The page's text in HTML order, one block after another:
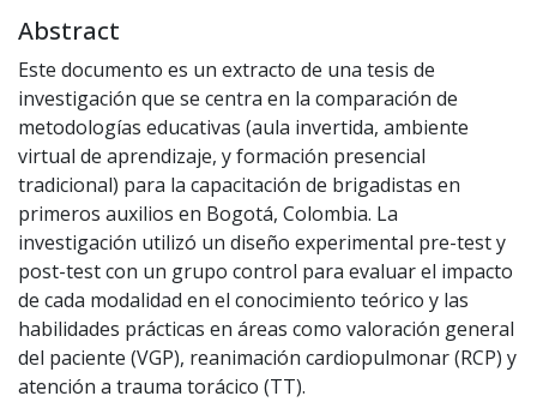
Abstract
Este documento es un extracto de una tesis de
investigación que se centra en la comparación de
metodologías educativas (aula invertida, ambiente
virtual de aprendizaje, y formación presencial
tradicional) para la capacitación de brigadistas en
primeros auxilios en Bogotá, Colombia. La
investigación utilizó un diseño experimental pre-test y
post-test con un grupo control para evaluar el impacto
de cada modalidad en el conocimiento teórico y las
habilidades prácticas en áreas como valoración general
del paciente (VGP), reanimación cardiopulmonar (RCP) y
atención a trauma torácico (TT).